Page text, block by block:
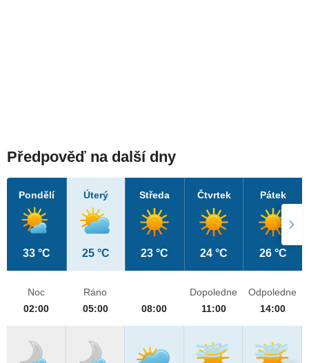
Předpověď na další dny
Pondělí
33 °C
Úterý
25 °C
Středa
23 °C
Čtvrtek
24 °C
Pátek
26 °C
Noc
02:00
Ráno
05:00
08:00
Dopoledne
11:00
Odpoledne
14:00